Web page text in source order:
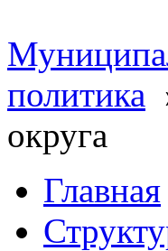
политика
округа
Главная